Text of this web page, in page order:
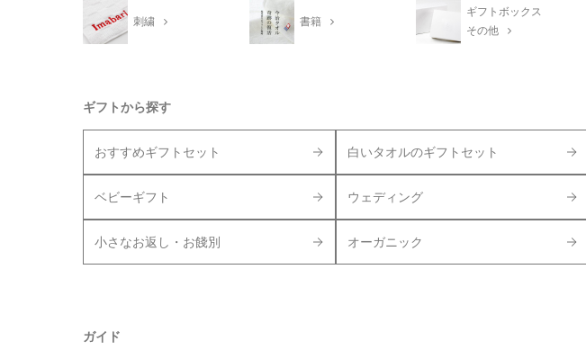
刺繍 書籍
ギフトボックス
その他
ギフトから探す
おすすめギフトセット 白いタオルのギフトセット
ベビーギフト ウェディング
小さなお返し・お餞別 オーガニック
ガイド